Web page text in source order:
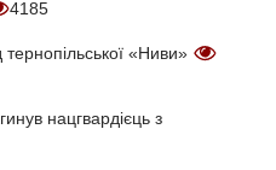
4185
«Ниви»
нацгвардієць з